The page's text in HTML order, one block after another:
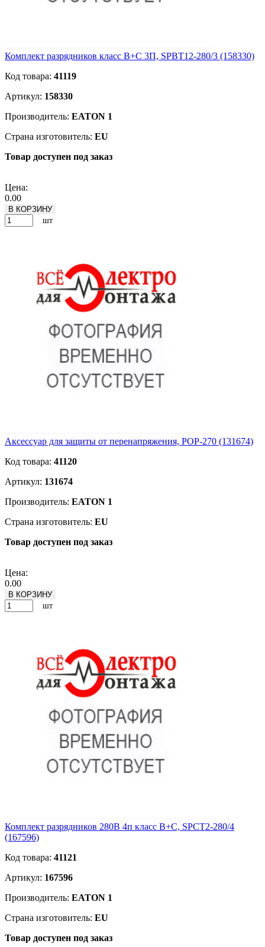
Комплект разрядников класс B+С 3П, SPBT12-280/3 (158330)
Код товара: 41119
Артикул: 158330
Производитель: EATON 1
Страна изготовитель: EU
Товар доступен под заказ
Цена:
0.00
В КОРЗИНУ
шт
Аксессуар для защиты от перенапряжения, POP-270 (131674)
Код товара: 41120
Артикул: 131674
Производитель: EATON 1
Страна изготовитель: EU
Товар доступен под заказ
Цена:
0.00
В КОРЗИНУ
шт
Комплект разрядников 280В 4п класс B+C, SPCT2-280/4
(167596)
Код товара: 41121
Артикул: 167596
Производитель: EATON 1
Страна изготовитель: EU
Товар доступен под заказ